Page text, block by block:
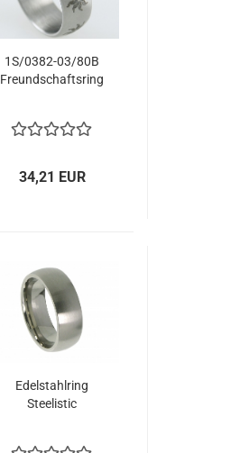
1S/0382-03/80B
Freundschaftsring
34,21 EUR
Edelstahlring
Steelistic